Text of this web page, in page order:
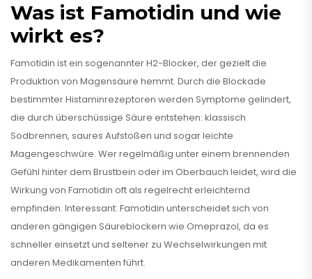
Was ist Famotidin und wie
wirkt es?
Famotidin ist ein sogenannter H2-Blocker, der gezielt die
Produktion von Magensäure hemmt. Durch die Blockade
bestimmter Histaminrezeptoren werden Symptome gelindert,
die durch überschüssige Säure entstehen: klassisch
Sodbrennen, saures Aufstoßen und sogar leichte
Magengeschwüre. Wer regelmäßig unter einem brennenden
Gefühl hinter dem Brustbein oder im Oberbauch leidet, wird die
Wirkung von Famotidin oft als regelrecht erleichternd
empfinden. Interessant: Famotidin unterscheidet sich von
anderen gängigen Säureblockern wie Omeprazol, da es
schneller einsetzt und seltener zu Wechselwirkungen mit
anderen Medikamenten führt.